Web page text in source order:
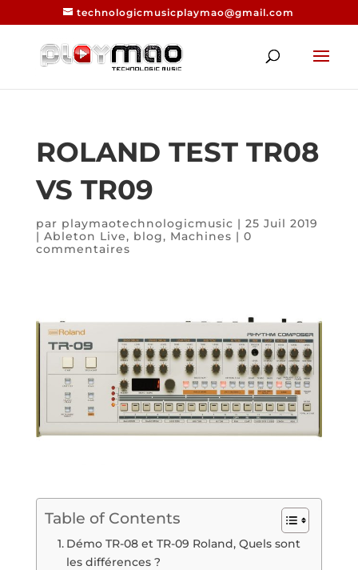
technologicmusicplaymao@gmail.com
ROLAND TEST TR08
VS TR09
par playmaotechnologicmusic | 25 Juil 2019
| Ableton Live, blog, Machines | 0
commentaires
Table of Contents
Démo TR-08 et TR-09 Roland, Quels sont
les différences ?